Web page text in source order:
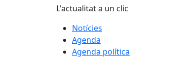
L'actualitat a un clic
Notícies
Agenda
Agenda política